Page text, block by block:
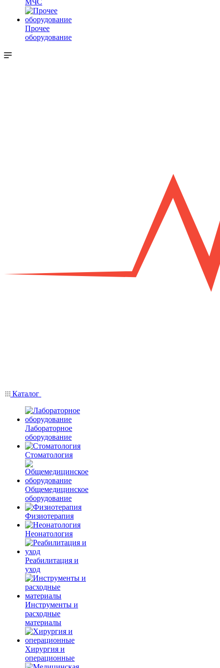
МЧС
Прочее
оборудование
Каталог
Лабораторное
оборудование
Стоматология
Общемедицинское
оборудование
Физиотерапия
Неонатология
Реабилитация и
уход
Инструменты и
расходные
материалы
Хирургия и
операционные